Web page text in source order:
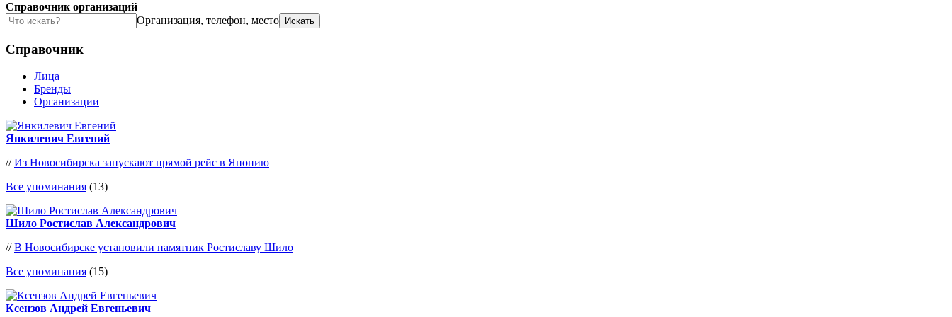
Справочник организаций
Организация, телефон, место
Справочник
Лица
Бренды
Организации
Янкилевич Евгений
//Из Новосибирска запускают прямой рейс в Японию
Все упоминания (13)
Шило Ростислав Александрович
//В Новосибирске установили памятник Ростиславу Шило
Все упоминания (15)
Ксензов Андрей Евгеньевич